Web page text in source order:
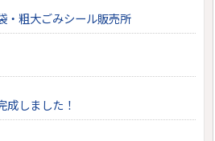
・粗大ごみシール販売所
成しました！